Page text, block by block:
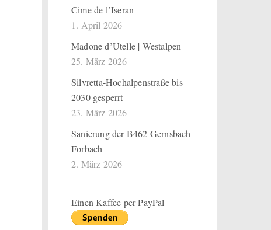
Cime de l’Iseran
1. April 2026
Madone d’Utelle | Westalpen
25. März 2026
Silvretta-Hochalpenstraße bis
2030 gesperrt
23. März 2026
Sanierung der B462 Gernsbach-
Forbach
2. März 2026
Einen Kaffee per PayPal